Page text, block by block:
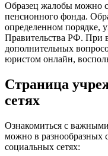
Образец жалобы можно
пенсионного фонда.
определенном порядке,
Правительства РФ. При
дополнительных
юристом онлайн,
Страница
сетях
Ознакомиться с
можно в разнообразных
социальных сетях: